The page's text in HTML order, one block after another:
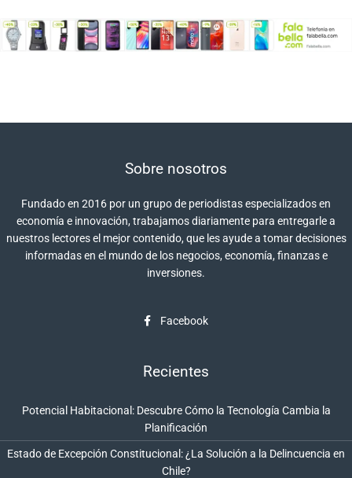
Sobre nosotros
Fundado en 2016 por un grupo de periodistas especializados en
economía e innovación, trabajamos diariamente para entregarle a
nuestros lectores el mejor contenido, que les ayude a tomar decisiones
informadas en el mundo de los negocios, economía, finanzas e
inversiones.
Facebook
Recientes
Potencial Habitacional: Descubre Cómo la Tecnología Cambia la
Planificación
Estado de Excepción Constitucional: ¿La Solución a la Delincuencia en
Chile?